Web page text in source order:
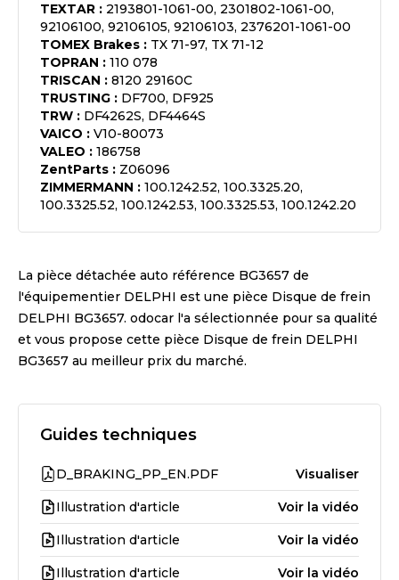
TEXTAR : 2193801-1061-00, 2301802-1061-00,
92106100, 92106105, 92106103, 2376201-1061-00
TOMEX Brakes : TX 71-97, TX 71-12
TOPRAN : 110 078
TRISCAN : 8120 29160C
TRUSTING : DF700, DF925
TRW : DF4262S, DF4464S
VAICO : V10-80073
VALEO : 186758
ZentParts : Z06096
ZIMMERMANN : 100.1242.52, 100.3325.20,
100.3325.52, 100.1242.53, 100.3325.53, 100.1242.20
La pièce détachée auto référence BG3657 de
l'équipementier DELPHI est une pièce Disque de frein
DELPHI BG3657. odocar l'a sélectionnée pour sa qualité
et vous propose cette pièce Disque de frein DELPHI
BG3657 au meilleur prix du marché.
Guides techniques
D_BRAKING_PP_EN.PDF Visualiser
Illustration d'article Voir la vidéo
Illustration d'article Voir la vidéo
Illustration d'article Voir la vidéo